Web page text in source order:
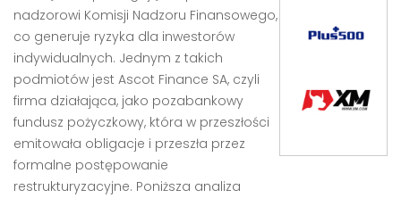
nadzorowi Komisji Nadzoru Finansowego,
co generuje ryzyka dla inwestorów
indywidualnych. Jednym z takich
podmiotów jest Ascot Finance SA, czyli
firma działająca, jako pozabankowy
fundusz pożyczkowy, która w przeszłości
emitowała obligacje i przeszła przez
formalne postępowanie
restrukturyzacyjne. Poniższa analiza